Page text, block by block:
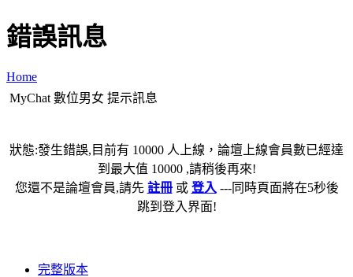
錯誤訊息
Home
MyChat 數位男女 提示訊息
狀態:發生錯誤,目前有 10000 人上線，論壇上線會員數已經達
到最大值 10000 ,請稍後再來!
您還不是論壇會員,請先 註冊或 登入 ---同時頁面將在5秒後
跳到登入界面!
完整版本